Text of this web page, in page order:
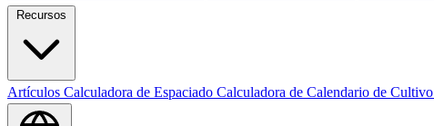
Recursos
Artículos Calculadora de Espaciado Calculadora de Calendario de Cultivo